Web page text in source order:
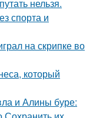
нельзя.
спорта и
на скрипке во
который
и Алины буре: